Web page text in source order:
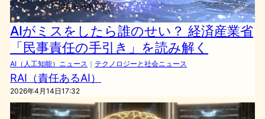
AIがミスをしたら誰のせい？ 経済産業省
「民事責任の手引き」を読み解く
AI（人工知能）ニュース ｜ テクノロジーと社会ニュース
RAI（責任あるAI）
2026年4月14日17:32